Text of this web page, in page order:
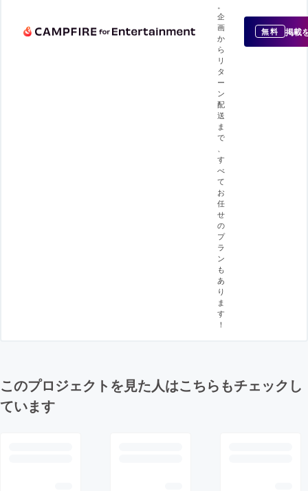
企
画
か
ら
リ
タ
ー
ン
配
送
ま
で
す
べ
て
お
任
せ
の
プ
ラ
ン
も
あ
り
ま
す
！
無料 掲載
このプロジェクトを見た人はこちらもチェックし
ています